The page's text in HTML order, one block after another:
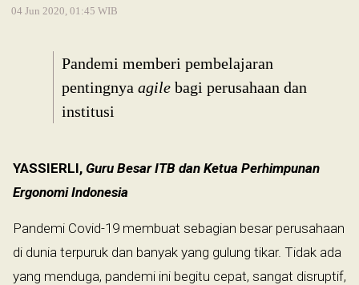
04 Jun 2020, 01:45 WIB
Pandemi memberi pembelajaran
pentingnya agile bagi perusahaan dan
institusi
YASSIERLI, Guru Besar ITB dan Ketua Perhimpunan
Ergonomi Indonesia
Pandemi Covid-19 membuat sebagian besar perusahaan
di dunia terpuruk dan banyak yang gulung tikar. Tidak ada
yang menduga, pandemi ini begitu cepat, sangat disruptif,